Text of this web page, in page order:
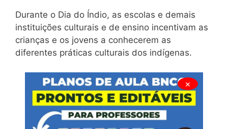
Durante o Dia do Índio, as escolas e demais
instituições culturais e de ensino incentivam as
crianças e os jovens a conhecerem as
diferentes práticas culturais dos indígenas.
×